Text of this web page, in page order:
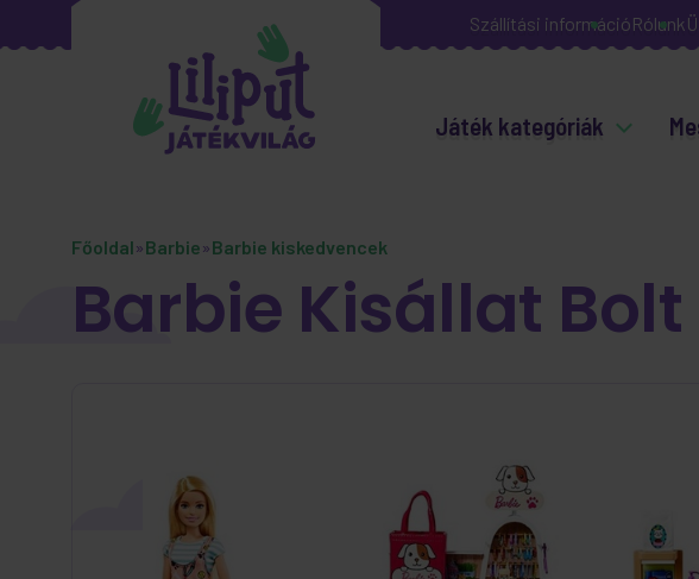
Szállítási információRólunk
Játék kategóriák
Főoldal»Barbie»Barbie kiskedvencek
Barbie Kisállat Bolt